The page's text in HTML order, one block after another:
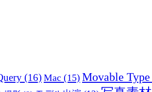
(16) Mac (15) Movable Type